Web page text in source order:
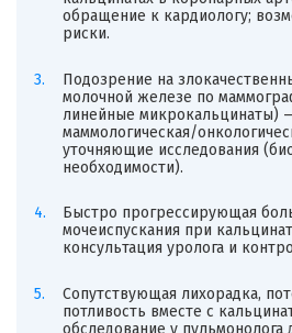
обращение к кардиологу;
риски.
Подозрение на
молочной железе по
линейные микрокальцинаты)
маммологическая/
уточняющие исследования
необходимости).
Быстро прогрессирующая
мочеиспускания при
консультация уролога и
Сопутствующая лихорадка,
потливость вместе с
обследование у пульмонолога